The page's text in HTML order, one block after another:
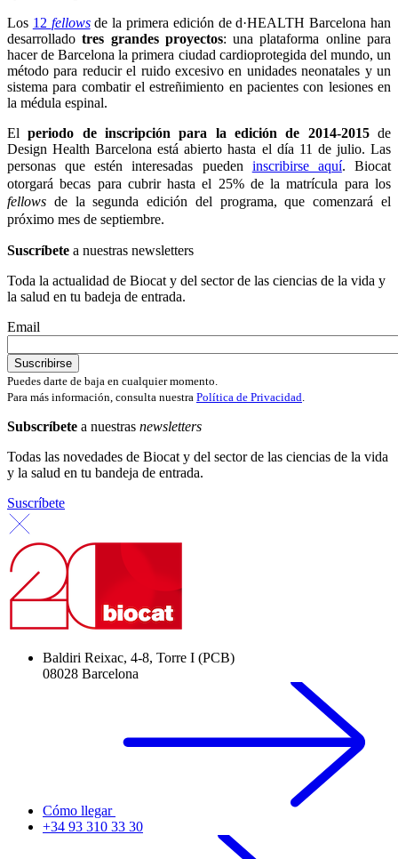
Los 12 fellowsde la primera edición de d·HEALTH Barcelona han
desarrolladotres grandes proyectos: una plataforma online para
hacer de Barcelona la primera ciudad cardioprotegida del mundo, un
método para reducir el ruido excesivo en unidades neonatales y un
sistema para combatir el estreñimiento en pacientes con lesiones en
la médula espinal.
Elperiodo de inscripción para la edición de 2014-2015de
Design Health Barcelona está abierto hasta el día 11 de julio. Las
personas que estén interesadas pueden inscribirse aquí. Biocat
otorgará becas para cubrir hasta el 25% de la matrícula para los
fellows de la segunda edición del programa, que comenzará el
próximo mes de septiembre.
Suscríbete a nuestras newsletters
Toda la actualidad de Biocat y del sector de las ciencias de la vida y
la salud en tu badeja de entrada.
Email
Puedes darte de baja en cualquier momento.
Para más información, consulta nuestra Política de Privacidad.
Subscríbete a nuestras newsletters
Todas las novedades de Biocat y del sector de las ciencias de la vida
y la salud en tu bandeja de entrada.
Suscríbete
Baldiri Reixac, 4-8, Torre I (PCB)
08028 Barcelona
Cómo llegar
+34 93 310 33 30